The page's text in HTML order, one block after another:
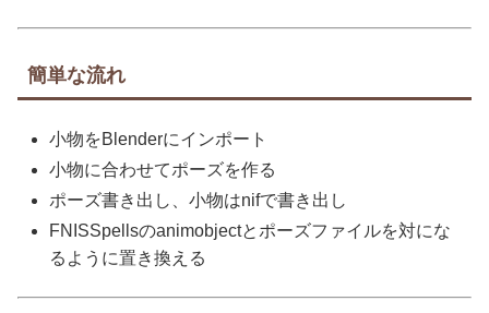
簡単な流れ
小物をBlenderにインポート
小物に合わせてポーズを作る
ポーズ書き出し、小物はnifで書き出し
FNISSpellsのanimobjectとポーズファイルを対にな
るように置き換える